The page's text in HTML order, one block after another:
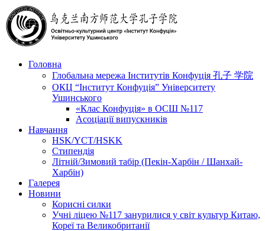
Головна
Глобальна мережа Інститутів Конфуція 孔子 学院
ОКЦ “Інститут Конфуція” Університету
Ушинського
«Клас Конфуція» в ОСШ №117
Асоціації випускників
Навчання
HSK/YCT/HSKK
Стипендія
Літній/Зимовий табір (Пекін-Харбін / Шанхай-
Харбін)
Галерея
Новини
Корисні силки
Учні ліцею №117 занурилися у світ культур Китаю,
Кореї та Великобританії